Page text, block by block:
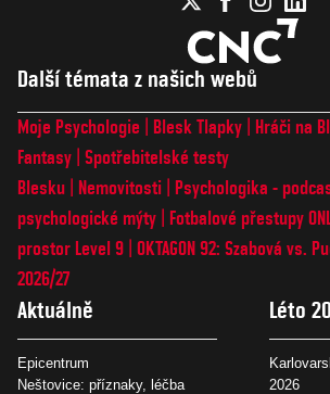
Další témata z našich webů
Moje Psychologie Blesk Tlapky Hráči na
Fantasy Spotřebitelské testy
Blesku
Nemovitosti
Psychologika -
psychologické mýty
Fotbalové přestupy
prostor Level 9 OKTAGON 92: Szabová vs.
2026/27
Aktuálně
Epicentrum
Neštovice: příznaky, léčba
Léto
2026